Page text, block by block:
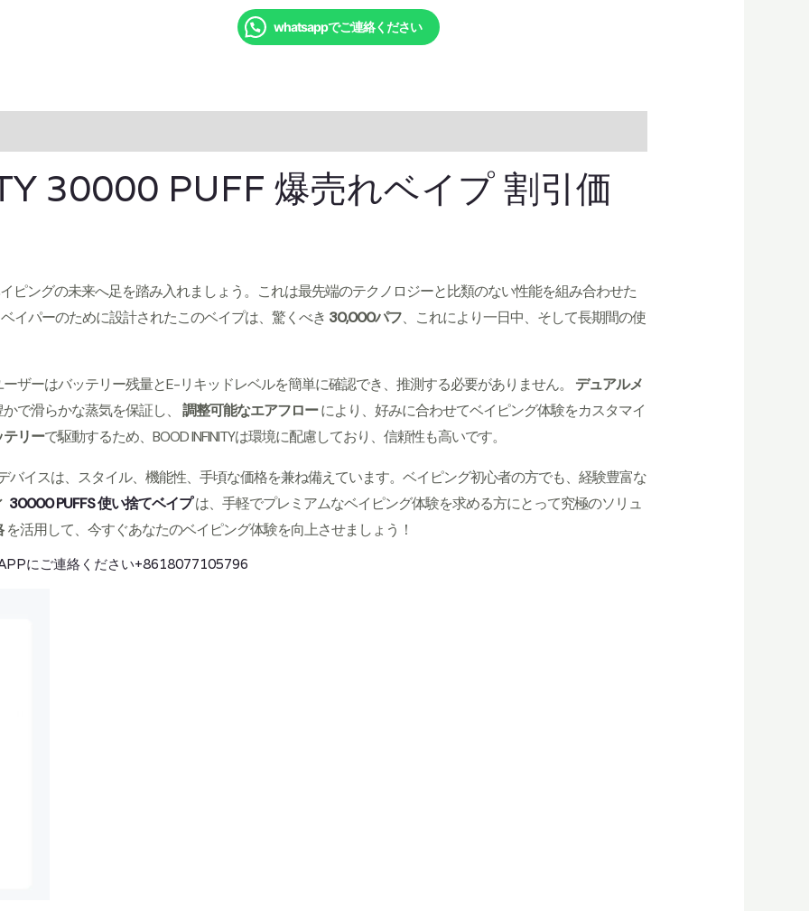
whatsappでご連絡ください
30000 PUFF 爆売れベイプ 割引価
イピングの未来へ足を踏み入れましょう。これは最先端のテクノロジーと比類のない性能を組み合わせた
イパーのために設計されたこのベイプは、驚くべき 30,000パフ、これにより一日中、そして長期間の使
ザーはバッテリー残量とE-リキッドレベルを簡単に確認でき、推測する必要がありません。 デュアルメ
で滑らかな蒸気を保証し、 調整可能なエアフローにより、好みに合わせてベイピング体験をカスタマイ
リーで駆動するため、BOOD INFINITYは環境に配慮しており、信頼性も高いです。
バイスは、スタイル、機能性、手頃な価格を兼ね備えています。ベイピング初心者の方でも、経験豊富な
30000 PUFFS 使い捨てベイプは、手軽でプレミアムなベイピング体験を求める方にとって究極のソリュ
を活用して、今すぐあなたのベイピング体験を向上させましょう！
にご連絡ください+8618077105796